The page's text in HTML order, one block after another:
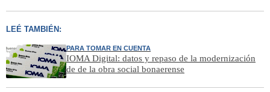
LEÉ TAMBIÉN:
PARA TOMAR EN CUENTA
IOMA Digital: datos y repaso de la modernización
de de la obra social bonaerense